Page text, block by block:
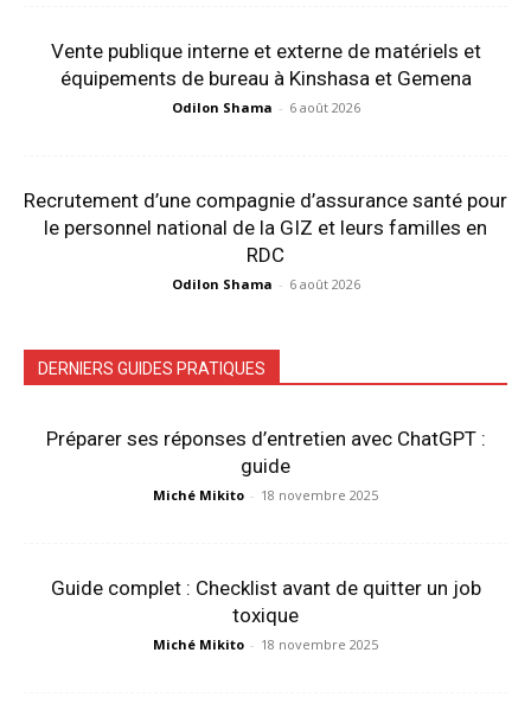
Vente publique interne et externe de matériels et
équipements de bureau à Kinshasa et Gemena
Odilon Shama - 6 août 2026
Recrutement d’une compagnie d’assurance santé pour
le personnel national de la GIZ et leurs familles en
RDC
Odilon Shama - 6 août 2026
DERNIERS GUIDES PRATIQUES
Préparer ses réponses d’entretien avec ChatGPT :
guide
Miché Mikito - 18 novembre 2025
Guide complet : Checklist avant de quitter un job
toxique
Miché Mikito - 18 novembre 2025